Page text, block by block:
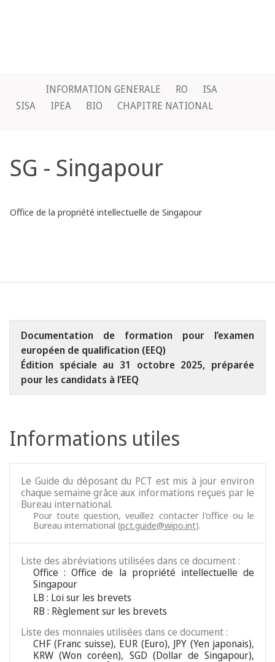
INFORMATION GENERALE RO
ISA
SISA
IPEA BIO CHAPITRE NATIONAL
SG - Singapour
Office de la propriété intellectuelle de Singapour
Documentation de formation pour l’examen
européen de qualification (EEQ)
Édition spéciale au 31 octobre 2025, préparée
pour les candidats à l’EEQ
Informations utiles
Le Guide du déposant du PCT est mis à jour environ
chaque semaine grâce aux informations reçues par le
Bureau international.
Pour toute question, veuillez contacter l'office ou le
Bureau international (pct.guide@wipo.int).
Liste des abréviations utilisées dans ce document :
Office : Office de la propriété intellectuelle de
Singapour
LB : Loi sur les brevets
RB : Règlement sur les brevets
Liste des monnaies utilisées dans ce document :
CHF (Franc suisse), EUR (Euro), JPY (Yen japonais),
KRW (Won coréen), SGD (Dollar de Singapour),